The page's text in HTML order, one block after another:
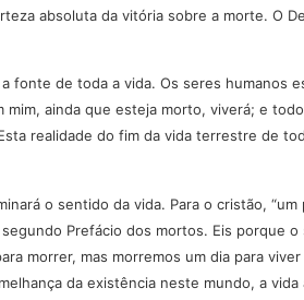
absoluta da vitória sobre a morte. O
de toda a vida. Os seres humanos
ainda que esteja morto, viverá; e
realidade do fim da vida terrestre de
o sentido da vida. Para o cristão,
Prefácio dos mortos. Eis porque
morrer, mas morremos um dia para
da existência neste mundo, a